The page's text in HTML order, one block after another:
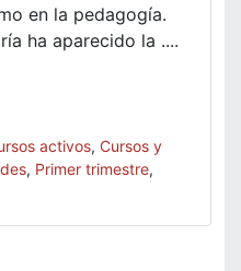
en la pedagogía.
ha aparecido la ....
activos, Cursos y
, Primer trimestre,